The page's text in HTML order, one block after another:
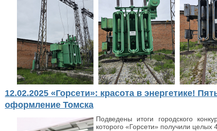
12.02.2025 «Горсети»: красота в энергетике!
оформление Томска
Подведены итоги городского
которого «Горсети» получили